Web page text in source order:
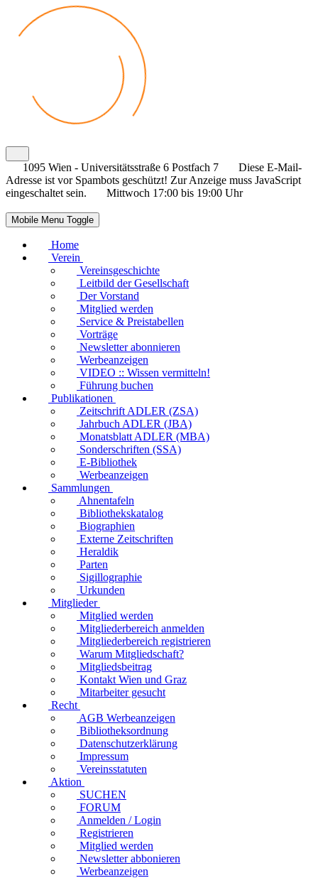
1095 Wien - Universitätsstraße 6 Postfach 7
Diese E-Mail-
Adresse ist vor Spambots geschützt! Zur Anzeige muss JavaScript
eingeschaltet sein.
Mittwoch 17:00 bis 19:00 Uhr
Mobile Menu Toggle
Home
Verein
Vereinsgeschichte
Leitbild der Gesellschaft
Der Vorstand
Mitglied werden
Service & Preistabellen
Vorträge
Newsletter abonnieren
Werbeanzeigen
VIDEO :: Wissen vermitteln!
Führung buchen
Publikationen
Zeitschrift ADLER (ZSA)
Jahrbuch ADLER (JBA)
Monatsblatt ADLER (MBA)
Sonderschriften (SSA)
E-Bibliothek
Werbeanzeigen
Sammlungen
Ahnentafeln
Bibliothekskatalog
Biographien
Externe Zeitschriften
Heraldik
Parten
Sigillographie
Urkunden
Mitglieder
Mitglied werden
Mitgliederbereich anmelden
Mitgliederbereich registrieren
Warum Mitgliedschaft?
Mitgliedsbeitrag
Kontakt Wien und Graz
Mitarbeiter gesucht
Recht
AGB Werbeanzeigen
Bibliotheksordnung
Datenschutzerklärung
Impressum
Vereinsstatuten
Aktion
SUCHEN
FORUM
Anmelden / Login
Registrieren
Mitglied werden
Newsletter abbonieren
Werbeanzeigen